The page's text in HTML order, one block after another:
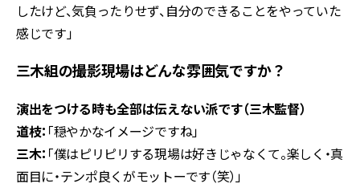
したけど、気負ったりせず、自分のできることをやっていた
感じです」
――三木組の撮影現場はどんな雰囲気ですか？
演出をつける時も全部は伝えない派です（三木監督）
道枝： 「穏やかなイメージですね」
三木： 「僕はピリピリする現場は好きじゃなくて。楽しく・真
面目に・テンポ良くがモットーです（笑）」